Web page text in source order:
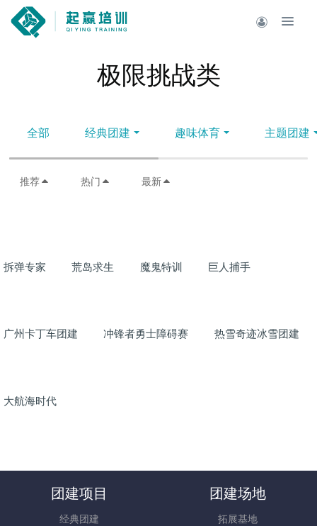
极限挑战类
全部 经典团建 趣味体育 主题团建
推荐 热门 最新
拆弹专家 荒岛求生 魔鬼特训 巨人捕手
广州卡丁车团建 冲锋者勇士障碍赛 热雪奇迹冰雪团建
大航海时代
团建项目
经典团建
团建场地
拓展基地